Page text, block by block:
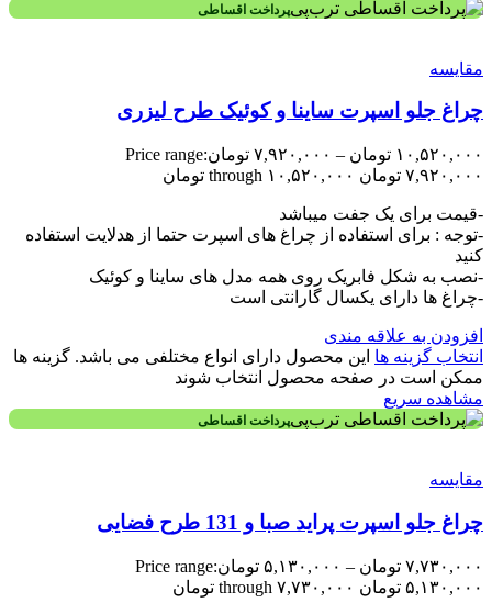
پرداخت اقساطی
مقایسه
چراغ جلو اسپرت ساینا و کوئیک طرح لیزری
۱۰,۵۲۰,۰۰۰ تومان – ۷,۹۲۰,۰۰۰ تومانPrice range:
۷,۹۲۰,۰۰۰ تومان through ۱۰,۵۲۰,۰۰۰ تومان
-قیمت برای یک جفت میباشد
-توجه : برای استفاده از چراغ های اسپرت حتما از هدلایت استفاده
کنید
-نصب به شکل فابریک روی همه مدل های ساینا و کوئیک
-چراغ ها دارای یکسال گارانتی است
افزودن به علاقه مندی
انتخاب گزینه ها این محصول دارای انواع مختلفی می باشد. گزینه ها
ممکن است در صفحه محصول انتخاب شوند
مشاهده سریع
پرداخت اقساطی
مقایسه
چراغ جلو اسپرت پراید صبا و 131 طرح فضایی
۷,۷۳۰,۰۰۰ تومان – ۵,۱۳۰,۰۰۰ تومانPrice range:
۵,۱۳۰,۰۰۰ تومان through ۷,۷۳۰,۰۰۰ تومان